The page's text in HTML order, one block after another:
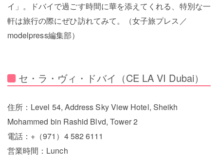
イ」。ドバイで過ごす時間に華を添えてくれる、特別な一
軒は旅行の際にぜひ訪れてみて。（女子旅プレス／
modelpress編集部）
セ・ラ・ヴィ・ドバイ（CE LA VI Dubai）
住所：Level 54, Address Sky View Hotel, Sheikh
Mohammed bin Rashid Blvd, Tower 2
電話：+（971）4 582 6111
営業時間：Lunch